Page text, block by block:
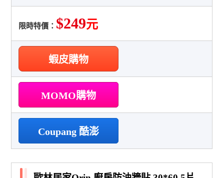
限時特價： $249元
蝦皮購物
MOMO購物
Coupang 酷澎